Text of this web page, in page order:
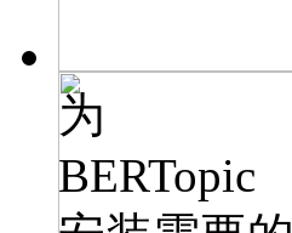
为
BERTopic